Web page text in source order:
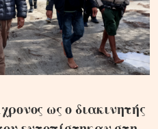
ως ο διακινητής